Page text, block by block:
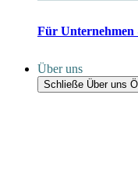
Für Unternehmen
Über uns
Schließe Über uns